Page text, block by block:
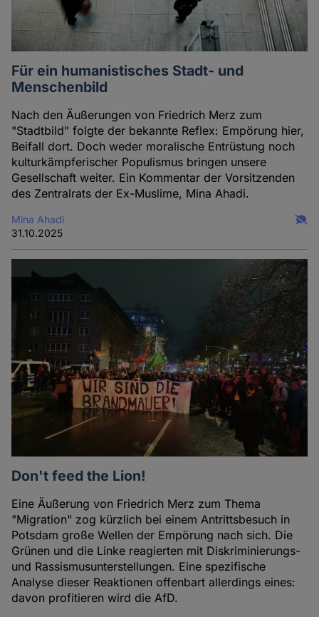
Für ein humanistisches Stadt- und
Menschenbild
Nach den Äußerungen von Friedrich Merz zum
"Stadtbild" folgte der bekannte Reflex: Empörung hier,
Beifall dort. Doch weder moralische Entrüstung noch
kulturkämpferischer Populismus bringen unsere
Gesellschaft weiter. Ein Kommentar der Vorsitzenden
des Zentralrats der Ex-Muslime, Mina Ahadi.
Mina Ahadi
31.10.2025
Don't feed the Lion!
Eine Äußerung von Friedrich Merz zum Thema
"Migration" zog kürzlich bei einem Antrittsbesuch in
Potsdam große Wellen der Empörung nach sich. Die
Grünen und die Linke reagierten mit Diskriminierungs-
und Rassismusunterstellungen. Eine spezifische
Analyse dieser Reaktionen offenbart allerdings eines:
davon profitieren wird die AfD.